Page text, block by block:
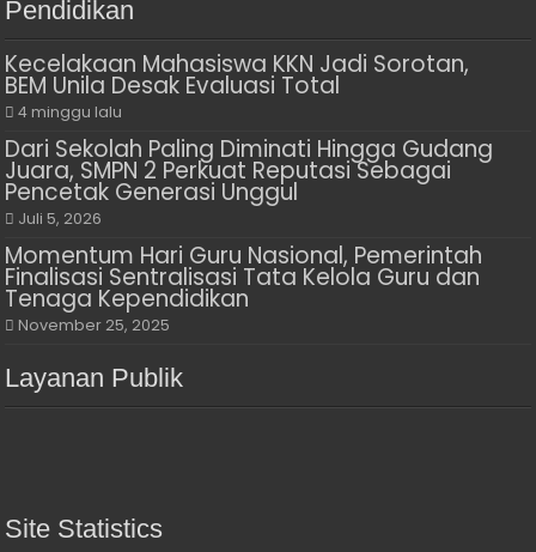
Pendidikan
Kecelakaan Mahasiswa KKN Jadi Sorotan,
BEM Unila Desak Evaluasi Total
4 minggu lalu
Dari Sekolah Paling Diminati Hingga Gudang
Juara, SMPN 2 Perkuat Reputasi Sebagai
Pencetak Generasi Unggul
Juli 5, 2026
Momentum Hari Guru Nasional, Pemerintah
Finalisasi Sentralisasi Tata Kelola Guru dan
Tenaga Kependidikan
November 25, 2025
Layanan Publik
Site Statistics